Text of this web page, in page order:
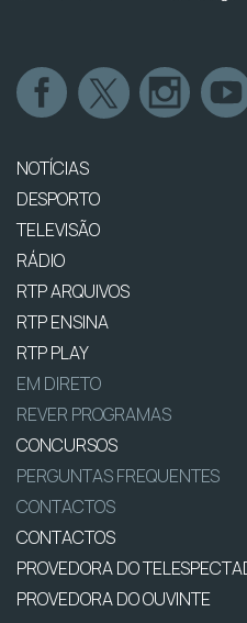
NOTÍCIAS
DESPORTO
TELEVISÃO
RÁDIO
RTP ARQUIVOS
RTP ENSINA
RTP PLAY
EM DIRETO
REVER PROGRAMAS
CONCURSOS
PERGUNTAS FREQUENTES
CONTACTOS
CONTACTOS
PROVEDORA DO
PROVEDORA DO OUVINTE